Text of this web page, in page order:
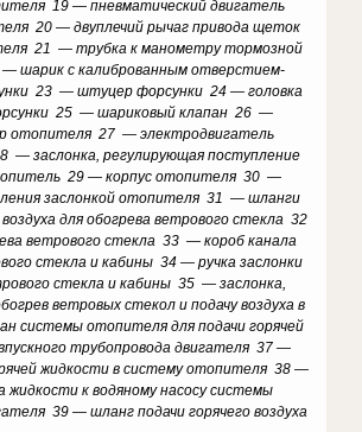
19 — пневматический двигатель
20 — двуплечий рычаг привода щеток
21 — трубка к манометру тормозной
шарик с калиброванным отверстием-
23 — штуцер форсунки 24 — головка
25 — шариковый клапан 26 —
отопителя 27 — электродвигатель
— заслонка, регулирующая поступление
29 — корпус отопителя 30 —
заслонкой отопителя 31 — шланги
воздуха для обогрева ветрового стекла 32
ветрового стекла 33 — короб канала
стекла и кабины 34 — ручка заслонки
стекла и кабины 35 — заслонка,
ветровых стекол и подачу воздуха в
системы отопителя для подачи горячей
трубопровода двигателя 37 —
жидкости в систему отопителя 38 —
жидкости к водяному насосу системы
39 — шланг подачи горячего воздуха